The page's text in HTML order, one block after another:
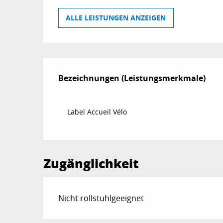
ALLE LEISTUNGEN ANZEIGEN
Bezeichnungen (Leistungsmerkmale)
Bezeichnungen (Leistungsmerkmale)
Label Accueil Vélo
Zugänglichkeit
Nicht rollstuhlgeeignet